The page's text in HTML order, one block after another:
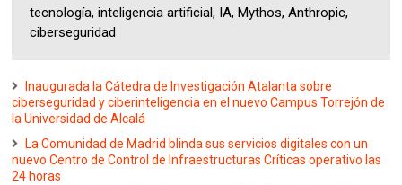
tecnología, inteligencia artificial, IA, Mythos, Anthropic,
ciberseguridad
Inaugurada la Cátedra de Investigación Atalanta sobre
ciberseguridad y ciberinteligencia en el nuevo Campus Torrejón de
la Universidad de Alcalá
La Comunidad de Madrid blinda sus servicios digitales con un
nuevo Centro de Control de Infraestructuras Críticas operativo las
24 horas